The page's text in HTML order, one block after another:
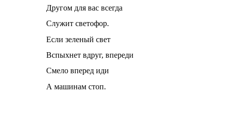
Другом для вас всегда
Служит светофор.
Если зеленый свет
Вспыхнет вдруг, впереди
Смело вперед иди
А машинам стоп.